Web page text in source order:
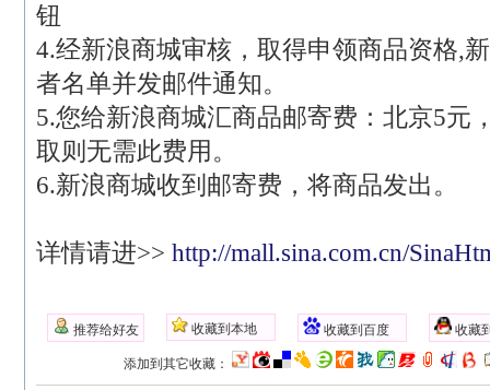
钮
4.经新浪商城审核，取得申领商品资格,
者名单并发邮件通知。
5.您给新浪商城汇商品邮寄费：北京5元
取则无需此费用。
6.新浪商城收到邮寄费，将商品发出。
详情请进>> http://mall.sina.com.cn/
推荐给好友 收藏到本地 收藏到百度 收藏
添加到其它收藏：